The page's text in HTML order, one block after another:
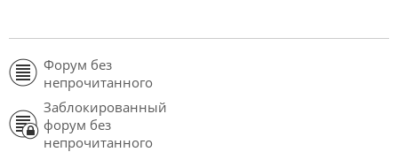
Форум без
непрочитанного
Заблокированный
форум без
непрочитанного